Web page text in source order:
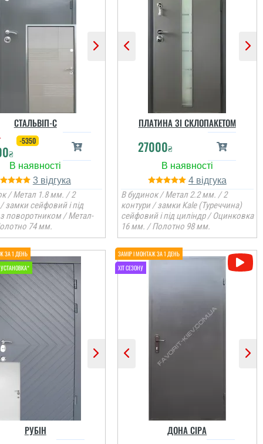
СТАЛЬВІП-С
₴
-5350
3
/ Метал 1.8 мм. / 2
замки сейфовий і під
поворотником / Метал-
74 мм.
ПЛАТИНА ЗІ СКЛОПАКЕТОМ
27000₴
4
В будинок / Метал 2.2 мм. / 2
контури / замки Kale (Туреччина)
сейфовий і під циліндр / Оцинковка
16 мм. / Полотно 98 мм.
РУБІН ДОНА СІРА